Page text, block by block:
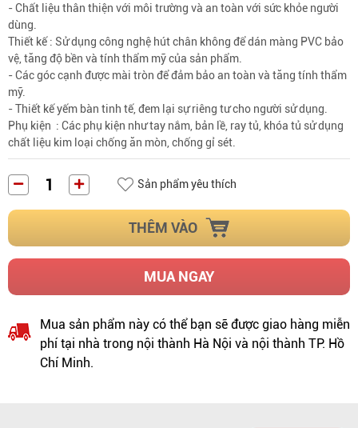
- Chất liệu thân thiện với môi trường và an toàn với sức khỏe người
dùng.
Thiết kế : Sử dụng công nghệ hút chân không để dán màng PVC bảo
vệ, tăng độ bền và tính thẩm mỹ của sản phẩm.
- Các góc cạnh được mài tròn để đảm bảo an toàn và tăng tính thẩm
mỹ.
- Thiết kế yếm bàn tinh tế, đem lại sự riêng tư cho người sử dụng.
Phụ kiện : Các phụ kiện như tay nắm, bản lề, ray tủ, khóa tủ sử dụng
chất liệu kim loại chống ăn mòn, chống gỉ sét.
Sản phẩm yêu thích
THÊM VÀO
MUA NGAY
Mua sản phẩm này có thể bạn sẽ được giao hàng miễn
phí tại nhà trong nội thành Hà Nội và nội thành TP. Hồ
Chí Minh.